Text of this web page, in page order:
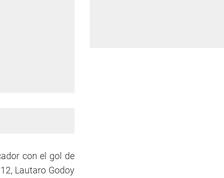
con el gol de
Lautaro Godoy